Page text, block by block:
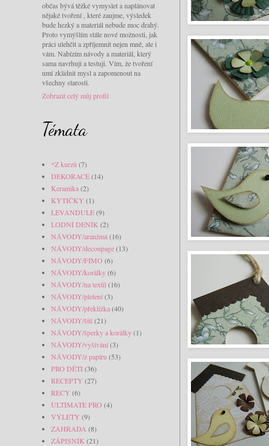
občas bývá těžké vymyslet a naplánovat
nějaké tvoření , které zaujme, výsledek
bude hezký a materiál nebude moc drahý.
Proto vymýšlím stále nové možnosti, jak
práci ulehčit a zpříjemnit nejen mně, ale i
vám. Nabízím návody a materiál, který
sama navrhuji a testuji. Vím, že tvoření
umí zklidnit mysl a zapomenout na
všechny starosti.
Zobrazit celý můj profil
Témata
*Z kurzů (7)
DEKORACE(14)
Keramika(2)
KYTIČKY (1)
LEVANDULE(9)
LODNÍ DENÍK (2)
NÁVODY/aranžmá(16)
NÁVODY/decoupage(13)
NÁVODY/FIMO (6)
NÁVODY/korálky(6)
NÁVODY/na textil (16)
NÁVODY/pletení(3)
NÁVODY/překližka(40)
NÁVODY/šití(21)
NÁVODY/šperky a korálky(1)
NÁVODY/vyšívání(3)
NÁVODY/z papíru (53)
PRO DĚTI(36)
RECEPTY (27)
RECY (6)
ULTIMATE PRO (4)
VÝLETY (9)
ZAHRADA (8)
ZÁPISNÍK (21)